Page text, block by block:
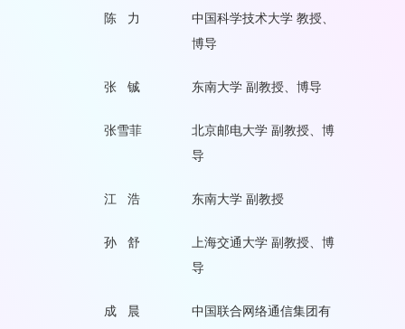
陈 力
中国科学技术大学 教授、
博导
张 铖 东南大学 副教授、博导
张雪菲
北京邮电大学 副教授、博
导
江 浩 东南大学 副教授
孙 舒
上海交通大学 副教授、博
导
成 晨
中国联合网络通信集团有